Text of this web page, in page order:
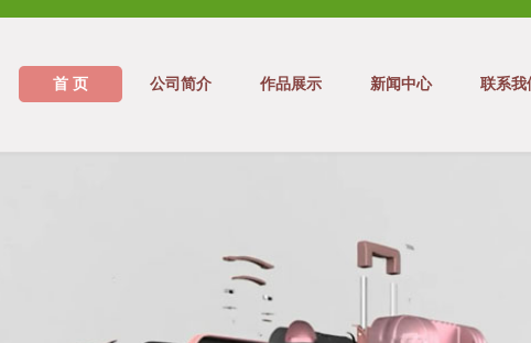
首 页 公司简介 作品展示 新闻中心 联系我